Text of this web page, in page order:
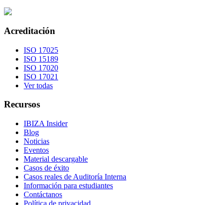
Acreditación
ISO 17025
ISO 15189
ISO 17020
ISO 17021
Ver todas
Recursos
IBIZA Insider
Blog
Noticias
Eventos
Material descargable
Casos de éxito
Casos reales de Auditoría Interna
Información para estudiantes
Contáctanos
Política de privacidad